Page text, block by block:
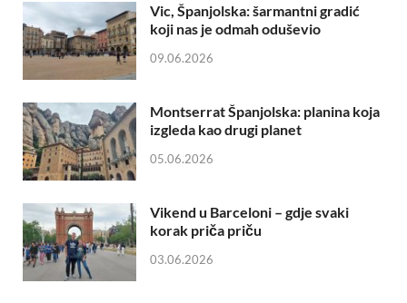
Vic, Španjolska: šarmantni gradić
koji nas je odmah oduševio
09.06.2026
Montserrat Španjolska: planina koja
izgleda kao drugi planet
05.06.2026
Vikend u Barceloni – gdje svaki
korak priča priču
03.06.2026